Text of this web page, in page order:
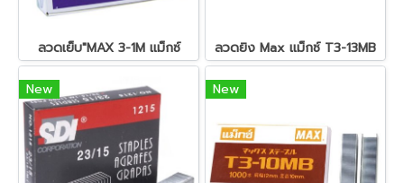
ลวดเย็บ"MAX 3-1M แม็กซ์ ลวดยิง Max แม็กซ์ T3-13MB
New New